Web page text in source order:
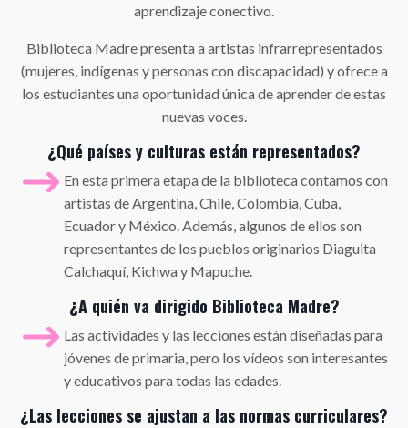
aprendizaje conectivo.
Biblioteca Madre presenta a artistas infrarrepresentados
(mujeres, indígenas y personas con discapacidad) y ofrece a
los estudiantes una oportunidad única de aprender de estas
nuevas voces.
¿Qué países y culturas están representados?
En esta primera etapa de la biblioteca contamos con
artistas de Argentina, Chile, Colombia, Cuba,
Ecuador y México. Además, algunos de ellos son
representantes de los pueblos originarios Diaguita
Calchaquí, Kichwa y Mapuche.
¿A quién va dirigido Biblioteca Madre?
Las actividades y las lecciones están diseñadas para
jóvenes de primaria, pero los vídeos son interesantes
y educativos para todas las edades.
¿Las lecciones se ajustan a las normas curriculares?